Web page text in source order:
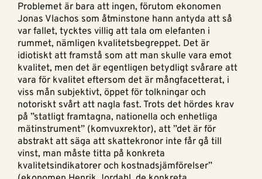
Problemet är bara att ingen, förutom ekonomen
Jonas Vlachos som åtminstone hann antyda att så
var fallet, tycktes villig att tala om elefanten i
rummet, nämligen kvalitetsbegreppet. Det är
idiotiskt att framstå som att man skulle vara emot
kvalitet, men det är egentligen betydligt svårare att
vara för kvalitet eftersom det är mångfacetterat, i
viss mån subjektivt, öppet för tolkningar och
notoriskt svårt att nagla fast. Trots det hördes krav
på ”statligt framtagna, nationella och enhetliga
mätinstrument” (komvuxrektor), att ”det är för
abstrakt att säga att skattekronor inte får gå till
vinst, man måste titta på konkreta
kvalitetsindikatorer och kostnadsjämförelser”